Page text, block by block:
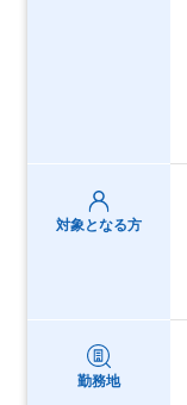
対象となる方
勤務地